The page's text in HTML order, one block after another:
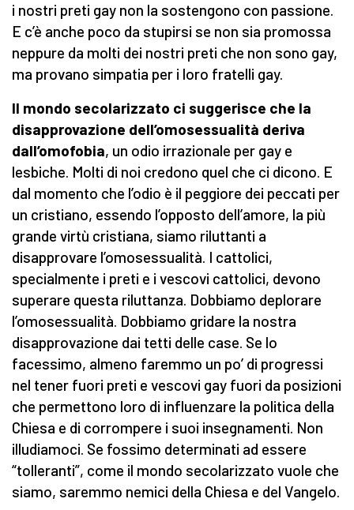
i nostri preti gay non la sostengono con passione.
E c’è anche poco da stupirsi se non sia promossa
neppure da molti dei nostri preti che non sono gay,
ma provano simpatia per i loro fratelli gay.
Il mondo secolarizzato ci suggerisce che la
disapprovazione dell’omosessualità deriva
dall’omofobia, un odio irrazionale per gay e
lesbiche. Molti di noi credono quel che ci dicono. E
dal momento che l’odio è il peggiore dei peccati per
un cristiano, essendo l’opposto dell’amore, la più
grande virtù cristiana, siamo riluttanti a
disapprovare l’omosessualità. I cattolici,
specialmente i preti e i vescovi cattolici, devono
superare questa riluttanza. Dobbiamo deplorare
l’omosessualità. Dobbiamo gridare la nostra
disapprovazione dai tetti delle case. Se lo
facessimo, almeno faremmo un po’ di progressi
nel tener fuori preti e vescovi gay fuori da posizioni
che permettono loro di influenzare la politica della
Chiesa e di corrompere i suoi insegnamenti. Non
illudiamoci. Se fossimo determinati ad essere
“tolleranti”, come il mondo secolarizzato vuole che
siamo, saremmo nemici della Chiesa e del Vangelo.